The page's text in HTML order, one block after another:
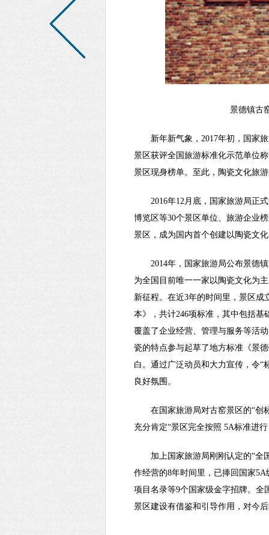
景德镇古
新年新气象，2017年初，国家
景区获评全国旅游标准化示范单位
景区现身榜单。至此，陶瓷文化旅
2016年12月底，国家旅游局正
博览区等30个景区单位、旅游企业
景区，成为国内首个创建以陶瓷文
2014年，国家旅游局公布景德
为全国目前唯一一家以陶瓷文化为
新征程。在近3年的时间里，景区成
本》，共计246项标准，其中包括基
覆盖了企业经营、管理与服务等活
瓷的特点参与起草了地方标准《景
白。通过广泛动员和大力宣传，令“
良好氛围。
在国家旅游局对古窑景区的“创
充分肯定“景区完全按照 5A标准进
加上国家旅游局刚刚认定的“全
作经营的8年时间里，已捧回国家
项目名录等9个国家级金字招牌。全
景区建设有借鉴和引导作用，对今